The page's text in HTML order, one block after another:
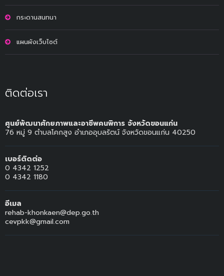
กระดานสนทนา
แผนผังเว็บไซต์
ติดต่อเรา
ศูนย์พัฒนาศักยภาพและอาชีพคนพิการ จังหวัดขอนแก่น
76 หมู่ 9 ตำบลโคกสูง อำเภออุบลรัตน์ จังหวัดขอนแก่น 40250
เบอร์ติดต่อ
0 4342 1252
0 4342 1180
อีเมล
rehab-khonkaen@dep.go.th
cevpkk@gmail.com